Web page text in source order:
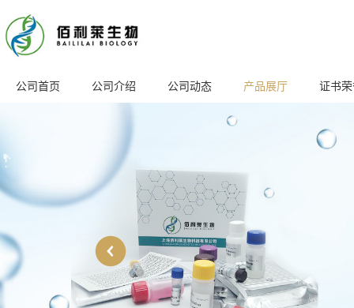
公司首页 公司介绍 公司动态 产品展厅 证书